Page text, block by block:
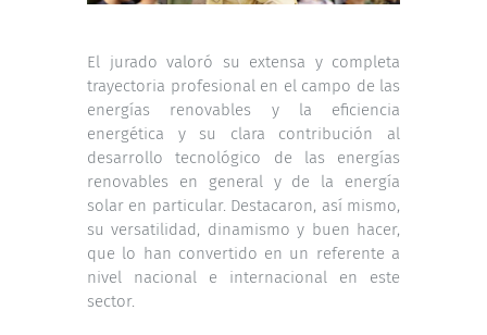
El jurado valoró su extensa y completa
trayectoria profesional en el campo de las
energías renovables y la eficiencia
energética y su clara contribución al
desarrollo tecnológico de las energías
renovables en general y de la energía
solar en particular. Destacaron, así mismo,
su versatilidad, dinamismo y buen hacer,
que lo han convertido en un referente a
nivel nacional e internacional en este
sector.